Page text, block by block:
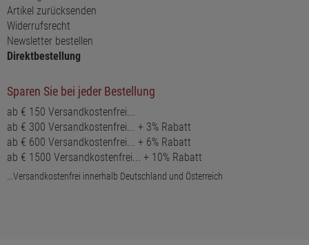
Artikel zurücksenden
Widerrufsrecht
Newsletter bestellen
Direktbestellung
Sparen Sie bei jeder Bestellung
ab € 150 Versandkostenfrei...
ab € 300 Versandkostenfrei... + 3% Rabatt
ab € 600 Versandkostenfrei... + 6% Rabatt
ab € 1500 Versandkostenfrei... + 10% Rabatt
...Versandkostenfrei innerhalb Deutschland und Österreich